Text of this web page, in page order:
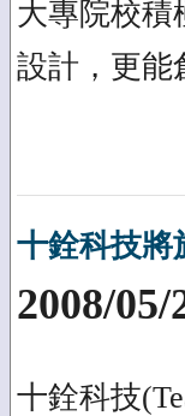
大專院校積
設計，更能
十銓科技將
2008/05/
十銓科技